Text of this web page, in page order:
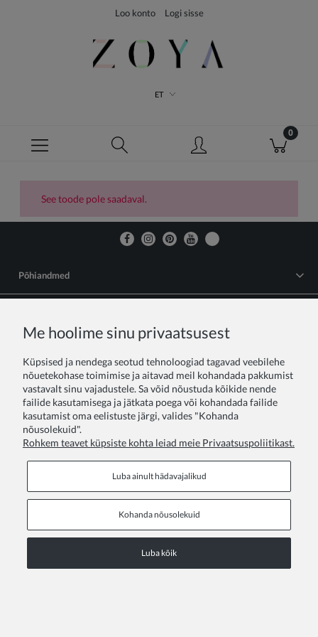
Loo konto Logi sisse
ET
See toode pole saadaval.
Põhiandmed
Vaata saidi täisversiooni
Sklep internetowy Shoper Premium
Me hoolime sinu privaatsusest
Küpsised ja nendega seotud tehnoloogiad tagavad veebilehe
nõuetekohase toimimise ja aitavad meil kohandada pakkumist
vastavalt sinu vajadustele. Sa võid nõustuda kõikide nende
failide kasutamisega ja jätkata poega või kohandada failide
kasutamist oma eelistuste järgi, valides "Kohanda
nõusolekuid".
Rohkem teavet küpsiste kohta leiad meie Privaatsuspoliitikast.
Luba ainult hädavajalikud
Kohanda nõusolekuid
Luba kõik